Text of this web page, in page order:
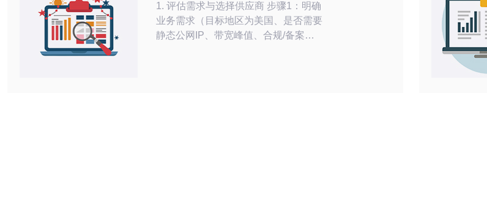
1. 评估需求与选择供应商 步骤1：明确
业务需求（目标地区为美国、是否需要
静态公网IP、带宽峰值、合规/备案要